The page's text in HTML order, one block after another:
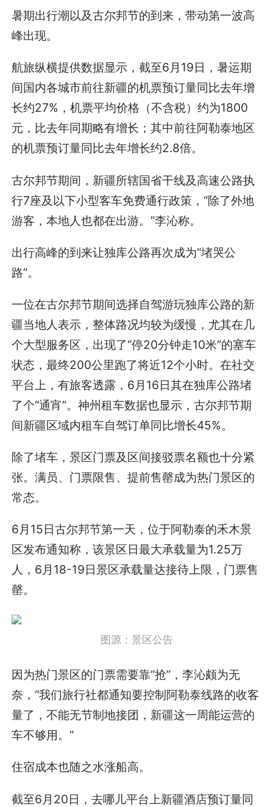
暑期出行潮以及古尔邦节的到来，带动第一波高
峰出现。
航旅纵横提供数据显示，截至6月19日，暑运期
间国内各城市前往新疆的机票预订量同比去年增
长约27%，机票平均价格（不含税）约为1800
元，比去年同期略有增长；其中前往阿勒泰地区
的机票预订量同比去年增长约2.8倍。
古尔邦节期间，新疆所辖国省干线及高速公路执
行7座及以下小型客车免费通行政策，“除了外地
游客，本地人也都在出游。”李沁称。
出行高峰的到来让独库公路再次成为“堵哭公
路”。
一位在古尔邦节期间选择自驾游玩独库公路的新
疆当地人表示，整体路况均较为缓慢，尤其在几
个大型服务区，出现了“停20分钟走10米”的塞车
状态，最终200公里跑了将近12个小时。在社交
平台上，有旅客透露，6月16日其在独库公路堵
了个“通宵”。神州租车数据也显示，古尔邦节期
间新疆区域内租车自驾订单同比增长45%。
除了堵车，景区门票及区间接驳票名额也十分紧
张。满员、门票限售、提前售罄成为热门景区的
常态。
6月15日古尔邦节第一天，位于阿勒泰的禾木景
区发布通知称，该景区日最大承载量为1.25万
人，6月18-19日景区承载量达接待上限，门票售
罄。
图源：景区公告
因为热门景区的门票需要靠“抢”，李沁颇为无
奈，“我们旅行社都通知要控制阿勒泰线路的收客
量了，不能无节制地接团，新疆这一周能运营的
车不够用。”
住宿成本也随之水涨船高。
截至6月20日，去哪儿平台上新疆酒店预订量同